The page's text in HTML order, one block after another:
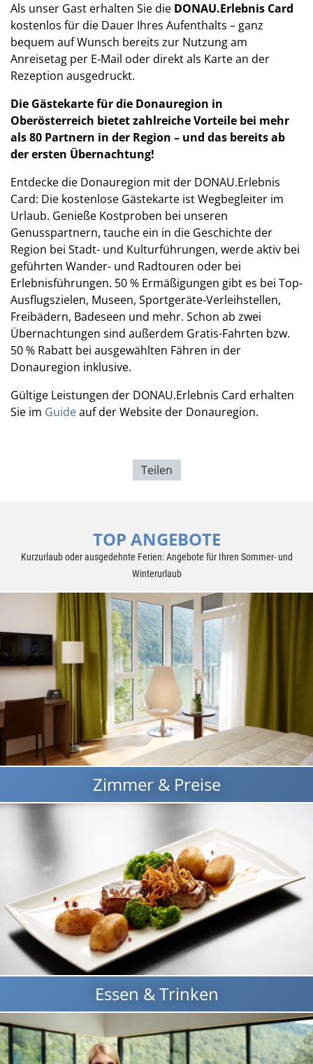
Als unser Gast erhalten Sie die DONAU.Erlebnis Card
kostenlos für die Dauer Ihres Aufenthalts – ganz
bequem auf Wunsch bereits zur Nutzung am
Anreisetag per E‑Mail oder direkt als Karte an der
Rezeption ausgedruckt.
Die Gästekarte für die Donauregion in
Oberösterreich bietet zahlreiche Vorteile bei mehr
als 80 Partnern in der Region – und das bereits ab
der ersten Übernachtung!
Entdecke die Donauregion mit der DONAU.Erlebnis
Card: Die kostenlose Gästekarte ist Wegbegleiter im
Urlaub. Genieße Kostproben bei unseren
Genusspartnern, tauche ein in die Geschichte der
Region bei Stadt- und Kulturführungen, werde aktiv bei
geführten Wander- und Radtouren oder bei
Erlebnisführungen. 50 % Ermäßigungen gibt es bei Top-
Ausflugszielen, Museen, Sportgeräte-Verleihstellen,
Freibädern, Badeseen und mehr. Schon ab zwei
Übernachtungen sind außerdem Gratis-Fahrten bzw.
50 % Rabatt bei ausgewählten Fähren in der
Donauregion inklusive.
Gültige Leistungen der DONAU.Erlebnis Card erhalten
Sie im Guideauf der Website der Donauregion.
Teilen
TOP ANGEBOTE
Kurzurlaub oder ausgedehnte Ferien: Angebote für Ihren Sommer- und
Winterurlaub
Zimmer & Preise
Essen & Trinken